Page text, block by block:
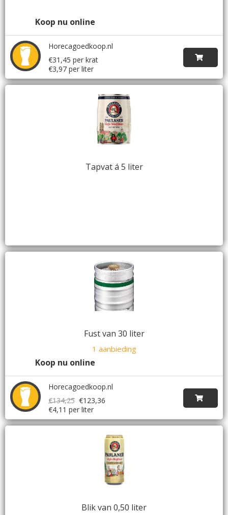
Koop nu online
Horecagoedkoop.nl
€31,45 per krat
€3,97 per liter
Tapvat á 5 liter
Fust van 30 liter
1 aanbieding
Koop nu online
Horecagoedkoop.nl
€134,25 €123,36
€4,11 per liter
Blik van 0,50 liter